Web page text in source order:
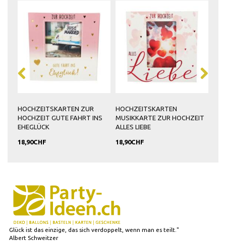
HOCHZEITSKARTEN ZUR
HOCHZEIT GUTE FAHRT INS
EHEGLÜCK
18,90CHF
HOCHZEITSKARTEN
MUSIKKARTE ZUR HOCHZEIT
ALLES LIEBE
18,90CHF
Glück ist das einzige, das sich verdoppelt, wenn man es teilt."
Albert Schweitzer